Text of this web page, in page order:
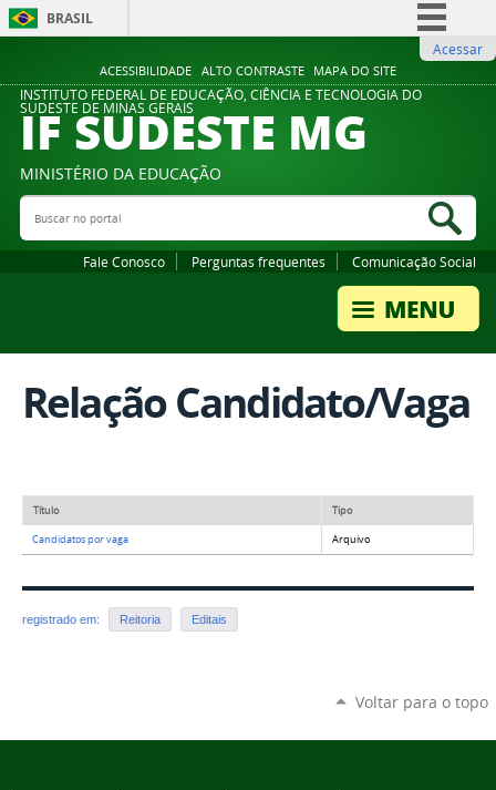
ACESSIBILIDADE ALTO CONTRASTE MAPA DO SITE
BRASIL
Comunica BR
Participe
Legislação
Acessar
INSTITUTO FEDERAL DE EDUCAÇÃO, CIÊNCIA E TECNOLOGIA DO
SUDESTE DE MINAS GERAIS
IF SUDESTE MG
MINISTÉRIO DA EDUCAÇÃO
Buscar no portal
Fale Conosco Perguntas frequentes Comunicação Social
Relação Candidato/Vaga
Título Tipo
Candidatos por vaga Arquivo
registrado em: Reitoria Editais
Voltar para o topo